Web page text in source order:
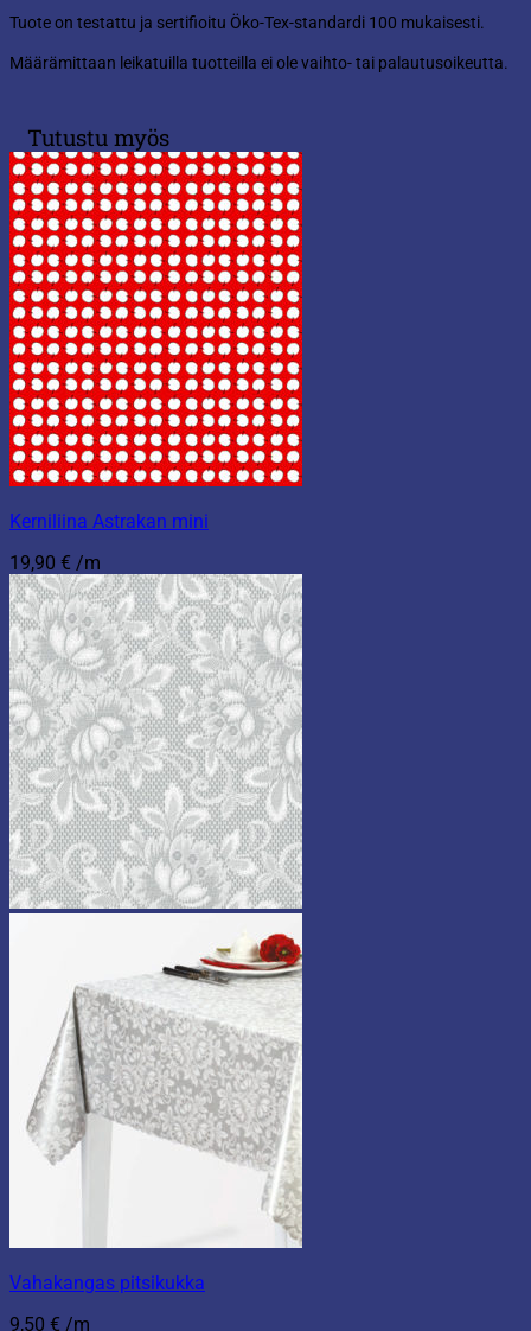
Tuote on testattu ja sertifioitu Öko-Tex-standardi 100 mukaisesti.
Määrämittaan leikatuilla tuotteilla ei ole vaihto- tai palautusoikeutta.
Tutustu myös
Kerniliina Astrakan mini
19,90 € /m
Vahakangas pitsikukka
9,50 € /m